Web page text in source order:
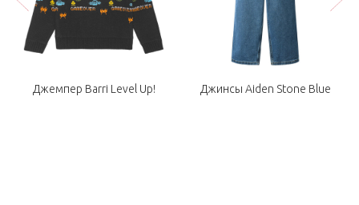
Джемпер Barri Level Up! Джинсы Aiden Stone Blue